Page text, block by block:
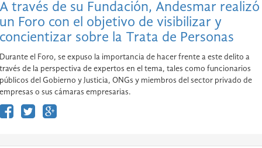
A través de su Fundación, Andesmar realizó
un Foro con el objetivo de visibilizar y
concientizar sobre la Trata de Personas
Durante el Foro, se expuso la importancia de hacer frente a este delito a
través de la perspectiva de expertos en el tema, tales como funcionarios
públicos del Gobierno y Justicia, ONGs y miembros del sector privado de
empresas o sus cámaras empresarias.